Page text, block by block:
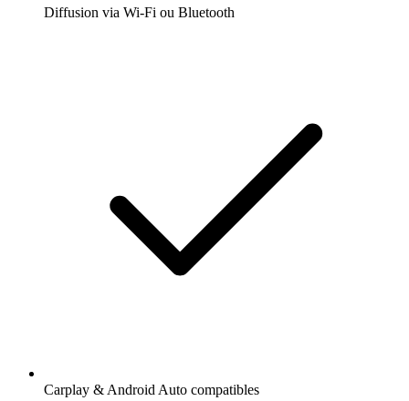
Diffusion via Wi-Fi ou Bluetooth
Carplay & Android Auto compatibles